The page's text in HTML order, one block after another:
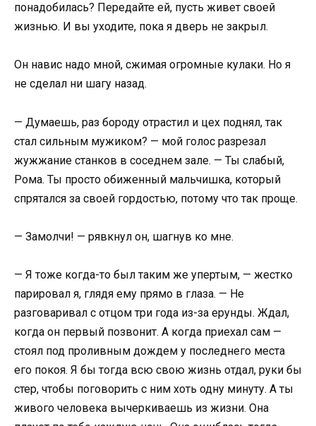
понадобилась? Передайте ей, пусть живет своей
жизнью. И вы уходите, пока я дверь не закрыл.
Он навис надо мной, сжимая огромные кулаки. Но я
не сделал ни шагу назад.
— Думаешь, раз бороду отрастил и цех поднял, так
стал сильным мужиком? — мой голос разрезал
жужжание станков в соседнем зале. — Ты слабый,
Рома. Ты просто обиженный мальчишка, который
спрятался за своей гордостью, потому что так проще.
— Замолчи! — рявкнул он, шагнув ко мне.
— Я тоже когда-то был таким же упертым, — жестко
парировал я, глядя ему прямо в глаза. — Не
разговаривал с отцом три года из-за ерунды. Ждал,
когда он первый позвонит. А когда приехал сам —
стоял под проливным дождем у последнего места
его покоя. Я бы тогда всю свою жизнь отдал, руки бы
стер, чтобы поговорить с ним хоть одну минуту. А ты
живого человека вычеркиваешь из жизни. Она